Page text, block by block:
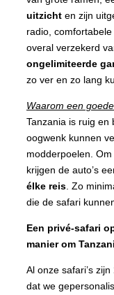
uitzicht en zijn
radio,
overal verzekerd
ongelimiteerde
zo ver en zo lang
Waarom een
Tanzania is ruig en
oogwenk kunnen
modderpoelen.
krijgen de auto’s
élke reis . Zo
die de safari
Een privé-safari
manier om
Al onze safari’s zijn
dat we